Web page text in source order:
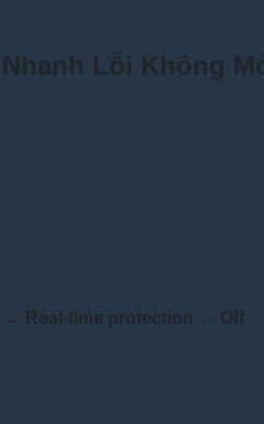
Lỗi Không
Real-time protection → Off